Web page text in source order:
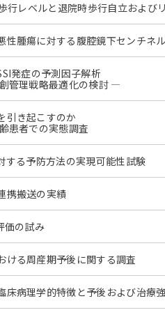
行レベルと退院時歩行自立および
性腫瘍に対する腹腔鏡下センチネ
発症の予測因子解析
管理戦略最適化の検討 ―
引き起こすのか
患者での実態調査
する予防方法の実現可能性試験
携搬送の実績
価の試み
ける周産期予後に関する調査
床病理学的特徴と予後および治療